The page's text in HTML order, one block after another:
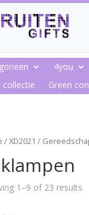
4you
collectie
Green
/XD2021 /
1–9 of 23 results